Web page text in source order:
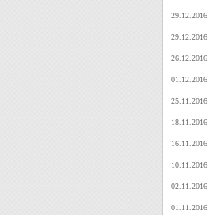
29.12.2016
29.12.2016
26.12.2016
01.12.2016
25.11.2016
18.11.2016
16.11.2016
10.11.2016
02.11.2016
01.11.2016